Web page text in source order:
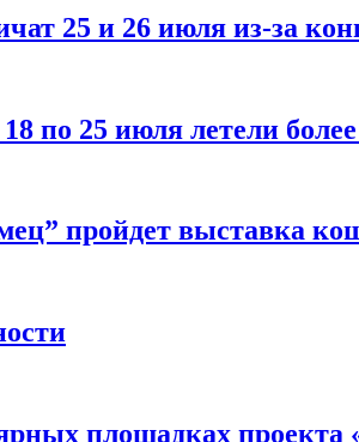
25 и 26 июля из-за
по 25 июля летели
пройдет выставка
площадках